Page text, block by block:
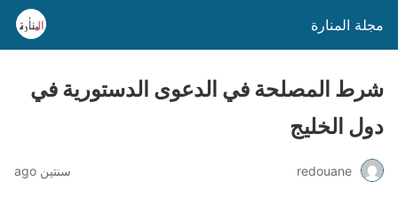
مجلة المنارة
شرط المصلحة في الدعوى الدستورية في
دول الخليج
redouane سنتين ago